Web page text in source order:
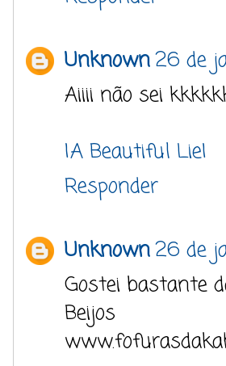
Unknown26 de
Aiiii não sei
|A Beautiful Lie|
Responder
Unknown26 de
Gostei bastante
Beijos